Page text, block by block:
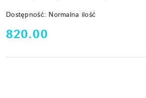
Dostępność: Normalna ilość
cena:
820.00